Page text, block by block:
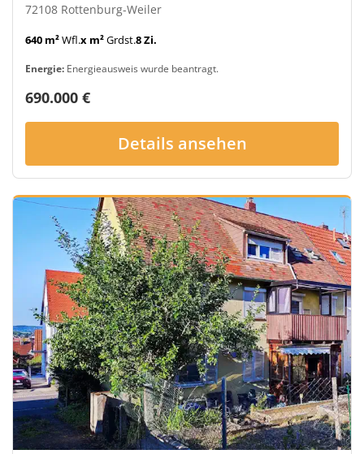
72108 Rottenburg-Weiler
640 m²Wfl.x m²Grdst.8 Zi.
Energie: Energieausweis wurde beantragt.
690.000 €
Details ansehen